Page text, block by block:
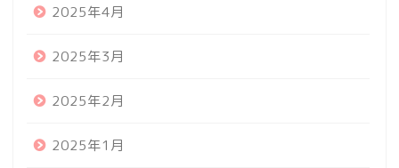
2025年4月
2025年3月
2025年2月
2025年1月